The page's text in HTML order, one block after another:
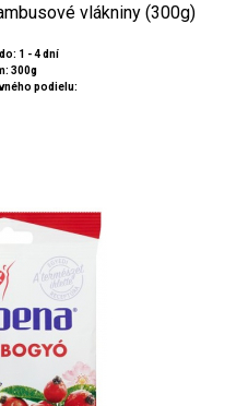
vlákniny (300g)
1 - 4 dní
300g
podielu: